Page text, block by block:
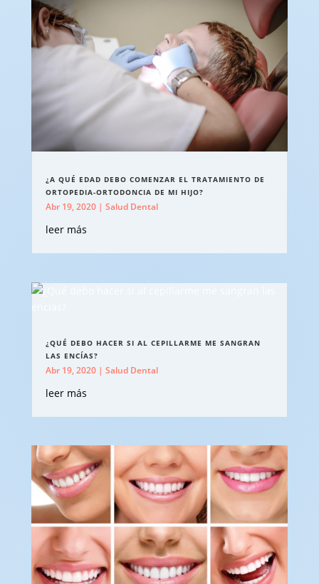
¿A QUÉ EDAD DEBO COMENZAR EL TRATAMIENTO DE
ORTOPEDIA-ORTODONCIA DE MI HIJO?
Abr 19, 2020| Salud Dental
leer más
¿QUÉ DEBO HACER SI AL CEPILLARME ME SANGRAN
LAS ENCÍAS?
Abr 19, 2020| Salud Dental
leer más